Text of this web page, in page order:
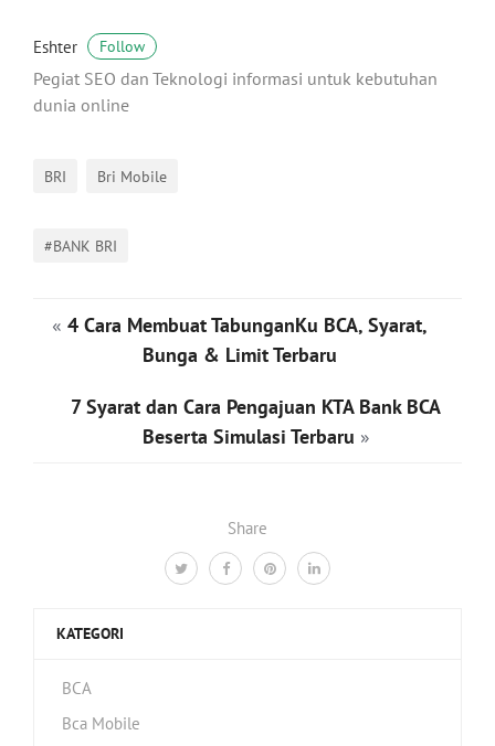
Share
Eshter Follow
Pegiat SEO dan Teknologi informasi untuk kebutuhan
dunia online
BRI Bri Mobile
#BANK BRI
« 4 Cara Membuat TabunganKu BCA, Syarat,
Bunga & Limit Terbaru
7 Syarat dan Cara Pengajuan KTA Bank BCA
Beserta Simulasi Terbaru »
KATEGORI
BCA
Bca Mobile